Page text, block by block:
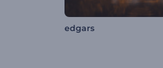
edgars